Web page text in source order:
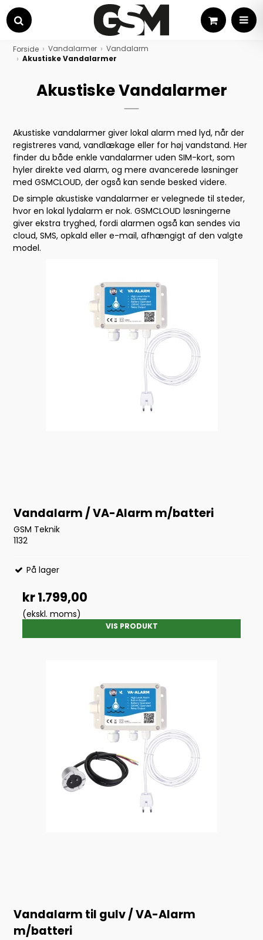
Søg
Kurv
Forside Vandalarmer
Vandalarm
Akustiske Vandalarmer
Akustiske Vandalarmer
Akustiske vandalarmer giver lokal alarm med lyd, når der
registreres vand, vandlækage eller for høj vandstand. Her
finder du både enkle vandalarmer uden SIM-kort, som
hyler direkte ved alarm, og mere avancerede løsninger
med GSMCLOUD, der også kan sende besked videre.
De simple akustiske vandalarmer er velegnede til steder,
hvor en lokal lydalarm er nok. GSMCLOUD løsningerne
giver ekstra tryghed, fordi alarmen også kan sendes via
cloud, SMS, opkald eller e-mail, afhængigt af den valgte
model.
Vandalarm / VA-Alarm m/batteri
GSM Teknik
1132
På lager
kr 1.799,00
(ekskl. moms)
VIS PRODUKT
Vandalarm til gulv / VA-Alarm
m/batteri